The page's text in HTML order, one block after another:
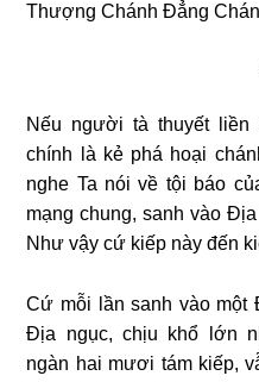
Thượng Chánh Đẳng
Nếu người tà thuyết
chính là kẻ phá hoại
nghe Ta nói về tội báo
mạng chung, sanh vào
Như vậy cứ kiếp này đến
Cứ mỗi lần sanh vào
Địa ngục, chịu khổ lớn
ngàn hai mươi tám kiếp,